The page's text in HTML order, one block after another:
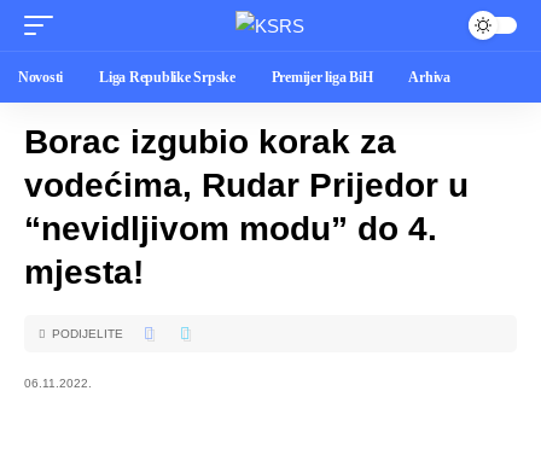
Novosti Liga Republike Srpske Premijer liga BiH Arhiva
Borac izgubio korak za
vodećima, Rudar Prijedor u
“nevidljivom modu” do 4.
mjesta!
06.11.2022.
PODIJELITE